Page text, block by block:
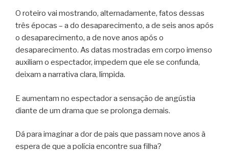
O roteiro vai mostrando, alternadamente, fatos dessas
três épocas – a do desaparecimento, a de seis anos após
o desaparecimento, a de nove anos após o
desaparecimento. As datas mostradas em corpo imenso
auxiliam o espectador, impedem que ele se confunda,
deixam a narrativa clara, límpida.
E aumentam no espectador a sensação de angústia
diante de um drama que se prolonga demais.
Dá para imaginar a dor de pais que passam nove anos à
espera de que a polícia encontre sua filha?